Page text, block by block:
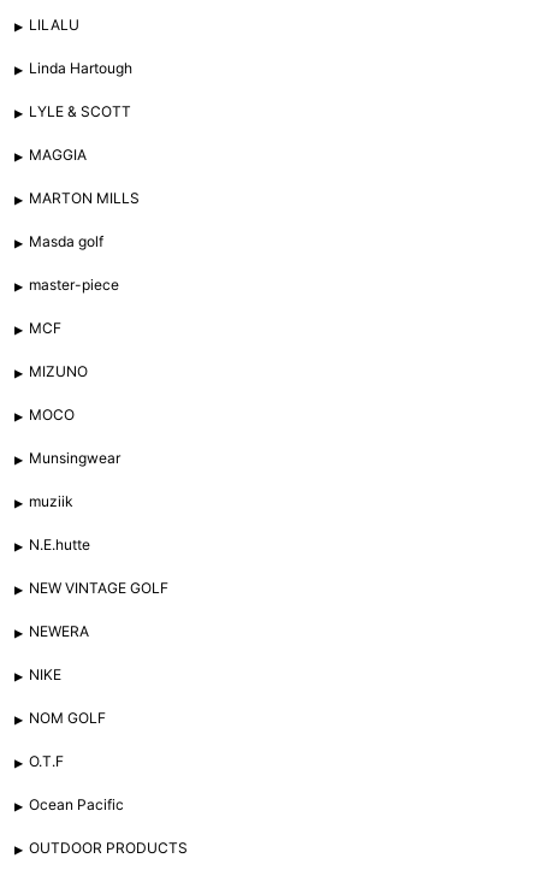
LILALU
Linda Hartough
LYLE & SCOTT
MAGGIA
MARTON MILLS
Masda golf
master-piece
MCF
MIZUNO
MOCO
Munsingwear
muziik
N.E.hutte
NEW VINTAGE GOLF
NEWERA
NIKE
NOM GOLF
O.T.F
Ocean Pacific
OUTDOOR PRODUCTS